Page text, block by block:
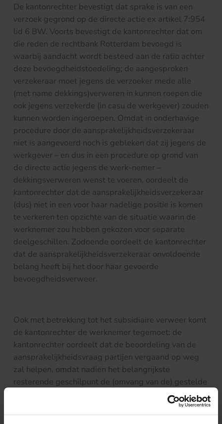
De kantonrechter bevestigt dat sprake is van een
verzoek gegrond op de directe actie ex artikel 7:954
lid 6 BW. Voorts bevestigt de kantonrechter dat om
die reden de rechtbank Rotterdam bevoegd is
waarbij aandacht wordt besteed aan de ratio achter
deze bevoegdheidstoedeling; de aangesproken
verzekeraar moet jegens de verzoeker mede alle
(met name dekkings)verweren in kunnen roepen die
ook jegens verzekerde (in casu de werkgever) zouden
kunnen worden ingeroepen. Omdat in onderhavige
procedure door de aansprakelijkheidsverzekeraar
niet is aangevoerd noch is gebleken dat zij jegens de
werkgever – en dus in een procedure op grond van
de directe actie jegens de werk-nemer –
dekkingsverweren wenst te voeren, oordeelt de
kantonrechter dat de aansprakelijkheidsverzekeraar
(dus) niet in een voor haar nadelige positie is komen
te verkeren ten opzichte van de situatie waarin de
werknemer zou hebben gekozen voor separate
deelgeschillen. Zodoende oordeelt de kantonrechter
dat de aansprakelijkheidsverzekeraar onvoldoende
belang heeft bij het door haar gevoerde
bevoegdheidsverweer.
Ook met betrekking tot het subsidiaire verweer komt
de kantonrechter de werknemer tegemoet: de
kantonrechter oordeelt dat de beoordeling van de
aansprakelijkheidsvraag partijen vergaand op weg
zal helpen, omdat nadien het belangrijkste
resterende geschilpunt de (omvang van de) gestelde
schade is. Om die reden leent de zaak zich in de visie
van de kantonrechter voor behandeling in een
deelgeschilprocedure, waarna de werkgever en de